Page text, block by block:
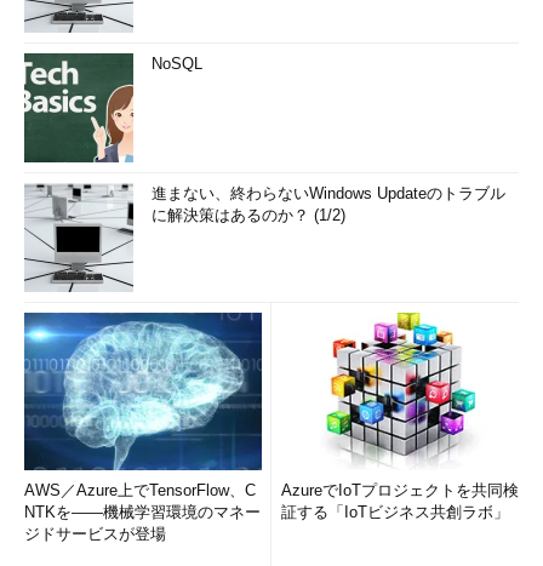
NoSQL
進まない、終わらないWindows Updateのトラブル
に解決策はあるのか？ (1/2)
AWS／Azure上でTensorFlow、C
NTKを――機械学習環境のマネー
ジドサービスが登場
AzureでIoTプロジェクトを共同検
証する「IoTビジネス共創ラボ」